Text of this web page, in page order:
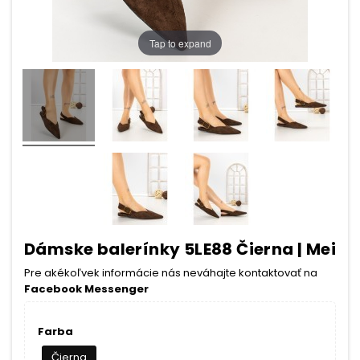
Tap to expand
Dámske balerínky 5LE88 Čierna | Mei
Pre akékoľvek informácie nás neváhajte kontaktovať na
Facebook Messenger
Farba